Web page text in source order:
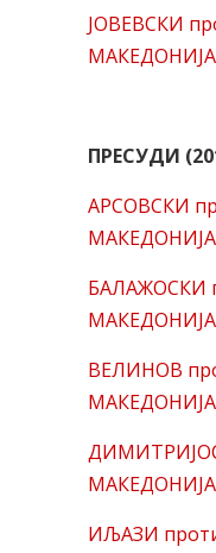
ЈОВЕВСКИ
МАКЕДОНИЈА
ПРЕСУДИ
АРСОВСКИ
МАКЕДОНИЈА
БАЛАЖОСКИ
МАКЕДОНИЈА
ВЕЛИНОВ
МАКЕДОНИЈА
МАКЕДОНИЈА
ИЉАЗИ